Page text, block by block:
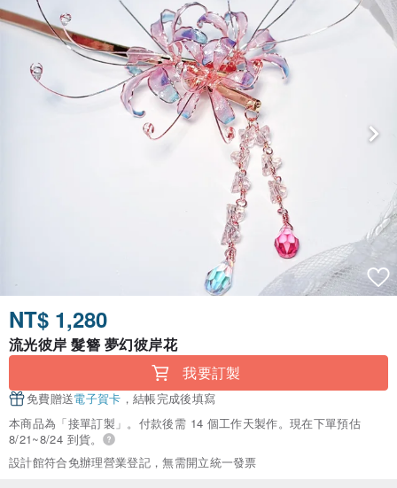
NT$ 1,280
流光彼岸 髮簪 夢幻彼岸花
我要訂製
免費贈送電子賀卡 ，結帳完成後填寫
本商品為「接單訂製」。付款後需 14 個工作天製作。現在下單預估
8/21~8/24 到貨。
設計館符合免辦理營業登記，無需開立統一發票